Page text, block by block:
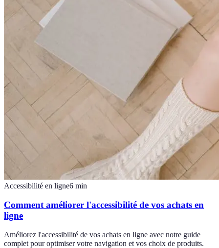
Accessibilité en ligne6 min
Comment améliorer l'accessibilité de vos achats en
ligne
Améliorez l'accessibilité de vos achats en ligne avec notre guide
complet pour optimiser votre navigation et vos choix de produits.